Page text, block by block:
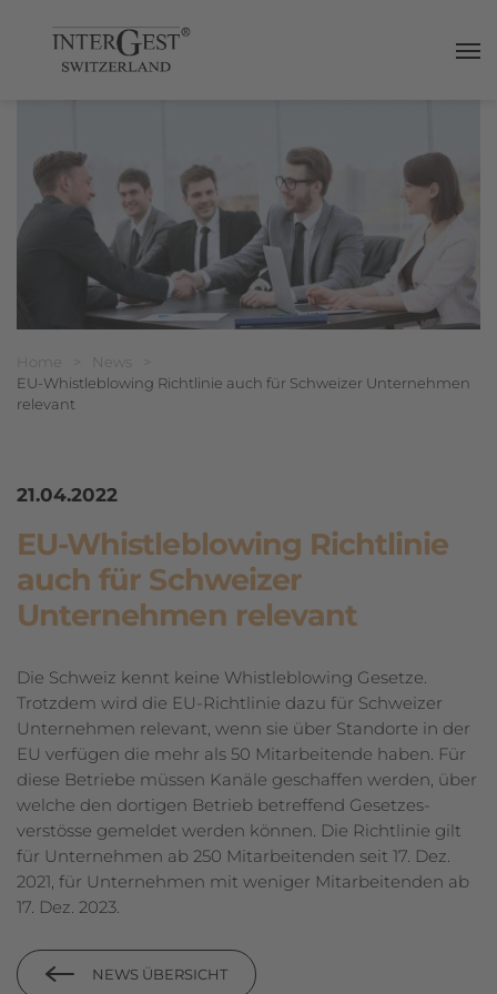
Breadcrumbnavigation
Sie befinden sich hier:
Home News
EU-Whistleblowing Richtlinie auch für Schweizer Unternehmen
relevant
21.04.2022
EU-Whistleblowing Richtlinie
auch für Schweizer
Unternehmen relevant
Die Schweiz kennt keine Whistleblowing Gesetze.
Trotzdem wird die EU-Richtlinie dazu für Schweizer
Unternehmen relevant, wenn sie über Standorte in der
EU verfügen die mehr als 50 Mitarbeitende haben. Für
diese Betriebe müssen Kanäle geschaffen werden, über
welche den dortigen Betrieb betreffend Gesetzes­
verstösse gemeldet werden können. Die Richtlinie gilt
für Unternehmen ab 250 Mitarbeitenden seit 17. Dez.
2021, für Unternehmen mit weniger Mitarbeitenden ab
17. Dez. 2023.
NEWS ÜBERSICHT